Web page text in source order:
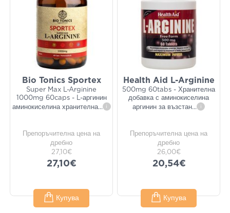
Bio Tonics Sportex
Super Max L-Arginine
1000mg 60caps - L-аргинин
аминокиселина хранителна... i
Препоръчителна цена на
дребно
27,10€
27,10€
Купува
Health Aid L-Arginine
500mg 60tabs - Хранителна
добавка с аминокиселина
аргинин за възстан... i
Препоръчителна цена на
дребно
26,00€
20,54€
Купува